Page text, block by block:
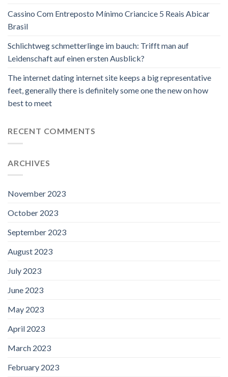
Cassino Com Entreposto Mínimo Criancice 5 Reais Abicar
Brasil
Schlichtweg schmetterlinge im bauch: Trifft man auf
Leidenschaft auf einen ersten Ausblick?
The internet dating internet site keeps a big representative
feet, generally there is definitely some one the new on how
best to meet
RECENT COMMENTS
ARCHIVES
November 2023
October 2023
September 2023
August 2023
July 2023
June 2023
May 2023
April 2023
March 2023
February 2023